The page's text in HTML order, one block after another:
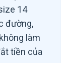
14
đường,
làm
tiền của